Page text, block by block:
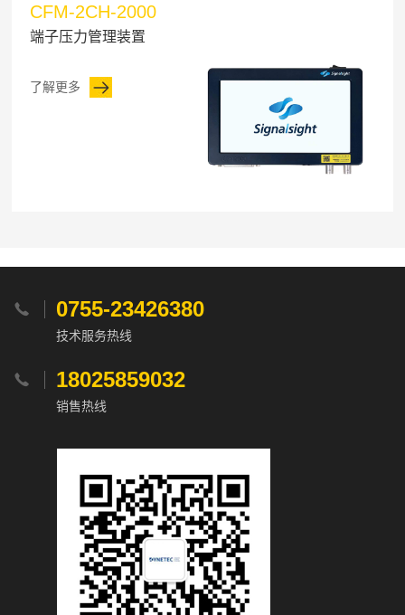
CFM-2CH-2000
端子压力管理装置
了解更多
 0755-23426380
技术服务热线
 18025859032
销售热线